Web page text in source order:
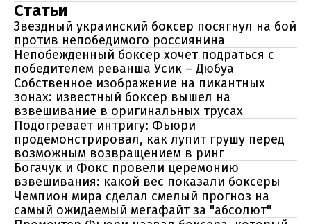
Статьи
Звездный украинский боксер посягнул на бой
против непобедимого россиянина
Непобежденный боксер хочет подраться с
победителем реванша Усик – Дюбуа
Собственное изображение на пикантных
зонах: известный боксер вышел на
взвешивание в оригинальных трусах
Подогревает интригу: Фьюри
продемонстрировал, как лупит грушу перед
возможным возвращением в ринг
Богачук и Фокс провели церемонию
взвешивания: какой вес показали боксеры
Чемпион мира сделал смелый прогноз на
самый ожидаемый мегафайт за "абсолют"